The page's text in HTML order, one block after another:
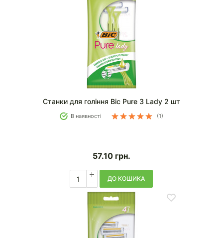
Станки для гоління Bic Pure 3 Lady 2 шт
В наявності (1)
57.10 грн.
ДО КОШИКА